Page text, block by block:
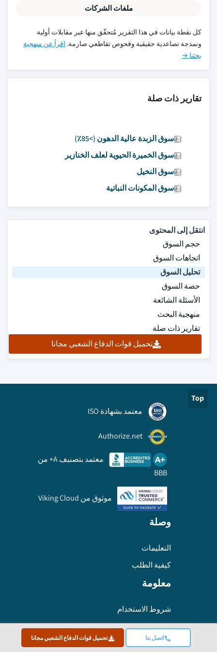
اتصل بنا تحميل قوات الدفاع الشعبي مجانا
ملفات الشركات
كل نقطة بيانات في هذا التقرير مُتحقّق منها عبر مقابلات أولية
ونمذجة تصاعدية حقيقية وفحوص تقاطعي صارمة. اقرأ عن منهجية
بحثنا →
تقارير ذات صلة
سوق الزبدة عالية الدهون (>85٪)
سوق الخميرة الحيوية لعلف الخنازير
سوق النخيل
سوق المكونات النباتية
انتقل إلى المحتوى
حجم السوق
اتجاهات السوق
تحليل السوق
حصة السوق
الأسئلة الشائعة
منهجية البحث
تقارير ذات صلة
تحميل قوات الدفاع الشعبي مجانا
Top
معتمد بشهادة ISO
Authorize.net
معتمد بتصنيف A+ من
BBB
موثوق من Viking Cloud
وصلة
التعليمات
كيفية الطلب
معلومة
شروط الاستخدام
سياسة الخصوصية
منهجية البحث